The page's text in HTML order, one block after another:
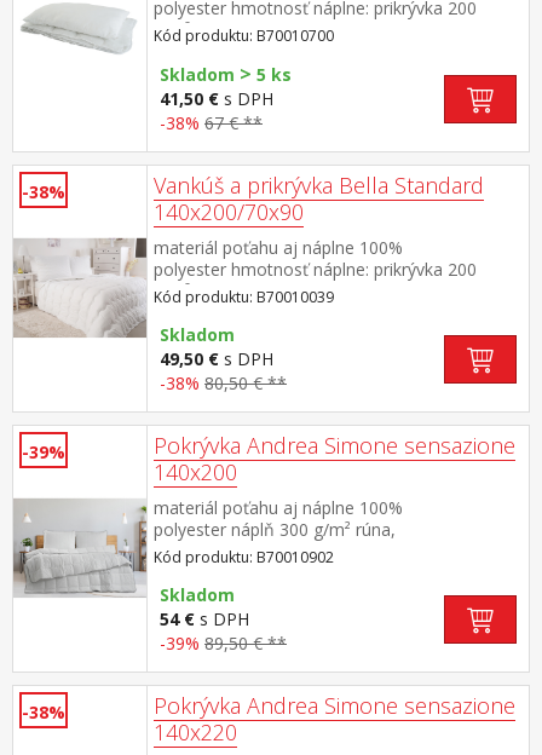
polyester hmotnosť náplne: prikrývka 200
g/m², vankúš: cca 850 g rozmery: prikrývka 140
× 200 cm, vankúš 70 × 90 cm termoregulačné,
antibakteriálne, vhodné pre alergikov prikrývka
je elegantne prešitá prateľné do 60 °C
Kód produktu: B70010700
Skladom > 5 ks
41,50 € s DPH
-38% 67 € **
-38%
Vankúš a prikrývka Bella Standard
140x200/70x90
materiál poťahu aj náplne 100%
polyester hmotnosť náplne: prikrývka 200
g/m², vankúš: cca 1000 g rozmery: prikrývka
140 × 200 cm, vankúš 70 × 90
cm termoregulačné, antibakteriálne, vhodné
pre alergikov prikrývka aj vankúš sú elegantne
prešité prateľné do 60 °C
Kód produktu: B70010039
Skladom
49,50 € s DPH
-38% 80,50 € **
-39%
Pokrývka Andrea Simone sensazione
140x200
materiál poťahu aj náplne 100%
polyester náplň 300 g/m² rúna,
termoregulačná elegantne prešitý poťah
Kód produktu: B70010902
Skladom
54 € s DPH
-39% 89,50 € **
-38%
Pokrývka Andrea Simone sensazione
140x220